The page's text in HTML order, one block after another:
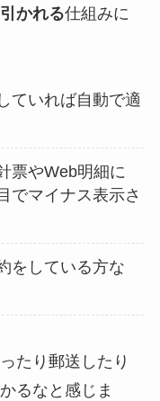
かれる仕組みに
ていれば自動で適
票やWeb明細に
でマイナス表示さ
をしている方な
たり郵送したり
るなと感じま